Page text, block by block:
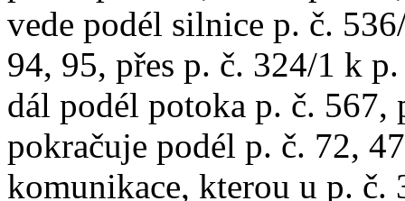
vede podél silnice p. č.
94, 95, přes p. č. 324/1 k
dál podél potoka p. č. 567,
pokračuje podél p. č. 72,
komunikace, kterou u p. č.